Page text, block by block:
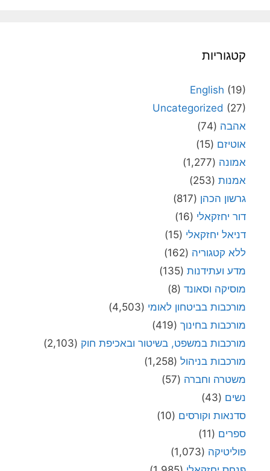
קטגוריות
English (19)
Uncategorized (27)
אהבה (74)
אוטיזם (15)
אמונה (1,277)
אמנות (253)
גרשון הכהן (817)
דור יחזקאלי (16)
דניאל יחזקאלי (15)
ללא קטגוריה (162)
מדע ועתידנות (135)
מוסיקה וסאונד (8)
מורכבות בביטחון לאומי (4,503)
מורכבות בחינוך (419)
מורכבות במשפט, בשיטור ובאכיפת חוק (2,103)
מורכבות בניהול (1,258)
משטרה וחברה (57)
נשים (43)
סדנאות וקורסים (10)
ספרים (11)
פוליטיקה (1,073)